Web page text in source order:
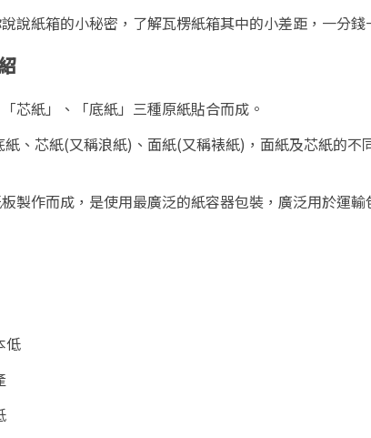
說紙箱的小秘密，了解瓦楞紙箱其中的小差距，一分
芯紙」、「底紙」三種原紙貼合而成。
紙、芯紙(又稱浪紙)、面紙(又稱裱紙)，面紙及芯紙的
製作而成，是使用最廣泛的紙容器包裝，廣泛用於運
低